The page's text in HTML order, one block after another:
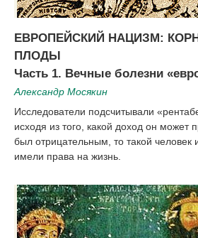
ЕВРОПЕЙСКИЙ НАЦИЗМ:
ПЛОДЫ
Часть 1. Вечные болезни
Александр Мосякин
Исследователи подсчитывали
исходя из того, какой доход он может
был отрицательным, то такой человек
имели права на жизнь.